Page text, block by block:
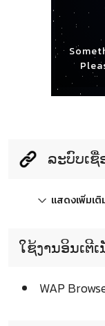
ລະບົບເຊື່
แสดงเพิ่มเติ
ໃຊ້ງານອິນເຕີ
WAP